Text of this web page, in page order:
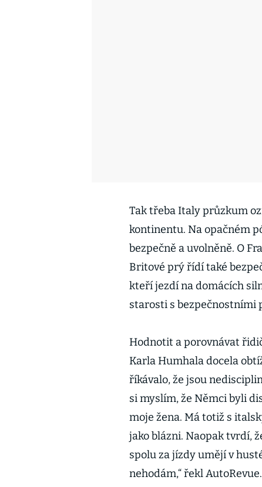
Tak třeba Italy průzkum
kontinentu. Na opačném
bezpečně a uvolněně. O
Britové prý řídí také
kteří jezdí na domácích
starosti s bezpečnostními
Hodnotit a porovnávat
Karla Humhala docela
říkávalo, že jsou
si myslím, že Němci byli
moje žena. Má totiž s
jako blázni. Naopak tvrdí,
spolu za jízdy umějí v
nehodám,“ řekl